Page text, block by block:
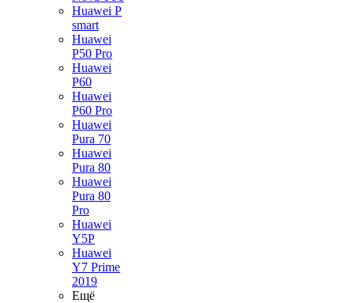
Huawei P
smart
Huawei
P50 Pro
Huawei
P60
Huawei
P60 Pro
Huawei
Pura 70
Huawei
Pura 80
Huawei
Pura 80
Pro
Huawei
Y5P
Huawei
Y7 Prime
2019
Ещё